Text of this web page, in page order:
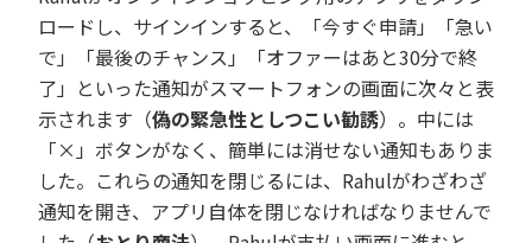
ロードし、サインインすると、「今すぐ申請」「急い
で」「最後のチャンス」「オファーはあと30分で終
了」といった通知がスマートフォンの画面に次々と表
示されます（偽の緊急性としつこい勧誘）。中には
「×」ボタンがなく、簡単には消せない通知もありま
した。これらの通知を閉じるには、Rahulがわざわざ
通知を開き、アプリ自体を閉じなければなりませんで